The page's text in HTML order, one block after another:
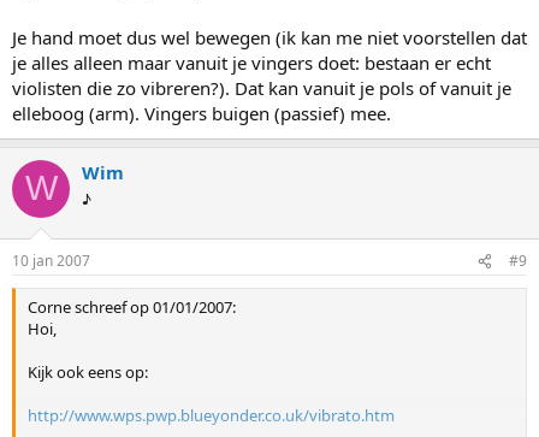
Je hand moet dus wel bewegen (ik kan me niet voorstellen dat
je alles alleen maar vanuit je vingers doet: bestaan er echt
violisten die zo vibreren?). Dat kan vanuit je pols of vanuit je
elleboog (arm). Vingers buigen (passief) mee.
W Wim
♪
10 jan 2007 #9
Corne schreef op 01/01/2007:
Hoi,
Kijk ook eens op:
http://www.wps.pwp.blueyonder.co.uk/vibrato.htm